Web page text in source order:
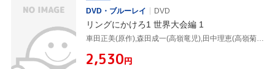
DVD・ブルーレイ
DVD
リングにかけろ1 世界大会編 1
車田正美(原作),森田成一(高嶺竜児),田中理恵(高嶺菊),荒木伸吾(キャラクターデザイン),姫野美智(キャラクターデザイン),市川慶一(キャラクターデザイン),上田益(音楽)
¥2,530円